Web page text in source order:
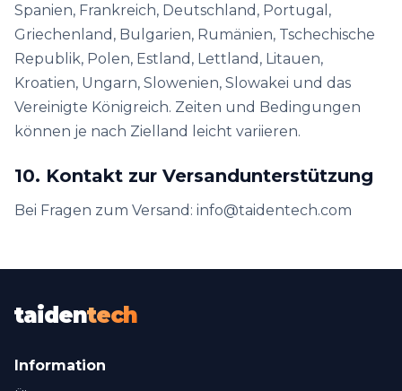
Spanien, Frankreich, Deutschland, Portugal,
Griechenland, Bulgarien, Rumänien, Tschechische
Republik, Polen, Estland, Lettland, Litauen,
Kroatien, Ungarn, Slowenien, Slowakei und das
Vereinigte Königreich. Zeiten und Bedingungen
können je nach Zielland leicht variieren.
10. Kontakt zur Versandunterstützung
Bei Fragen zum Versand: info@taidentech.com
taidentech
Information